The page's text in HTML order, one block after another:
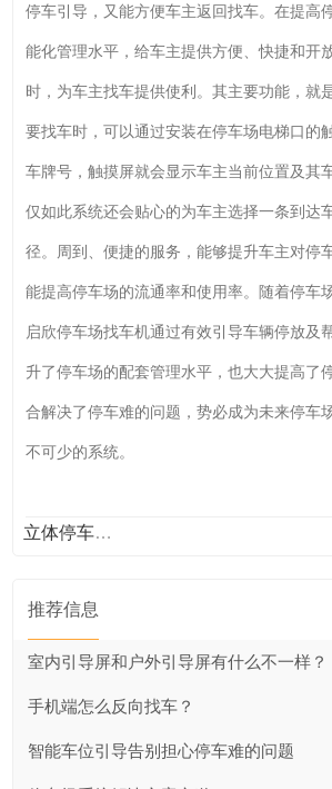
停车引导，又能方便车主返回找车。在提高
能化管理水平，给车主提供方便、快捷和开
时，为车主找车提供使利。其主要功能，就
要找车时，可以通过安装在停车场电梯口的
车牌号，触摸屏就会显示车主当前位置及其
仅如此系统还会贴心的为车主选择一条到达
径。周到、便捷的服务，能够提升车主对停
能提高停车场的流通率和使用率。随着停车
启欣停车场找车机通过有效引导车辆停放及
升了停车场的配套管理水平，也大大提高了
合解决了停车难的问题，势必成为未来停车
不可少的系统。
立体停车库（机械车位）工作原理是什么？
推荐信息
室内引导屏和户外引导屏有什么不一样？
手机端怎么反向找车？
智能车位引导告别担心停车难的问题